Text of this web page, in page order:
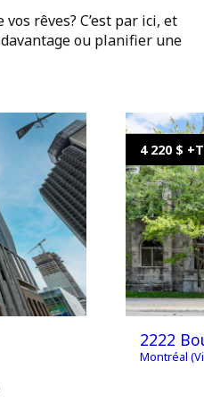
rêves? C’est par ici, et
ou planifier une
4 220 $
2222
Montréal